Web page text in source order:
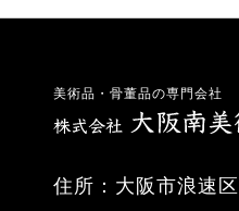
美術品・骨董品の専門会社
住所：大阪市浪速